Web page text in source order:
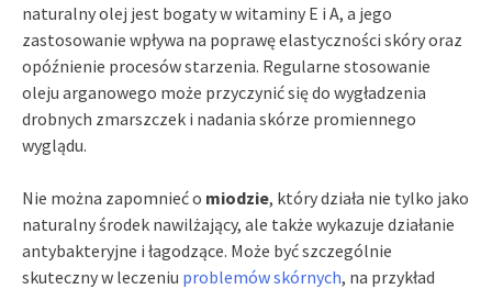
naturalny olej jest bogaty w witaminy E i A, a jego
zastosowanie wpływa na poprawę elastyczności skóry oraz
opóźnienie procesów starzenia. Regularne stosowanie
oleju arganowego może przyczynić się do wygładzenia
drobnych zmarszczek i nadania skórze promiennego
wyglądu.
Nie można zapomnieć o miodzie, który działa nie tylko jako
naturalny środek nawilżający, ale także wykazuje działanie
antybakteryjne i łagodzące. Może być szczególnie
skuteczny w leczeniu problemów skórnych, na przykład